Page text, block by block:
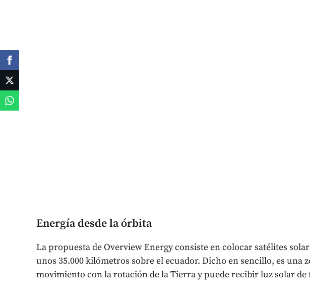
Energía desde la órbita
La propuesta de Overview Energy consiste en colocar satélites
unos 35.000 kilómetros sobre el ecuador. Dicho en sencillo, es una
movimiento con la rotación de la Tierra y puede recibir luz solar